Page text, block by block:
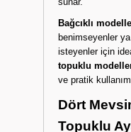
Bağcıklı
benimseyenler
isteyenler için
topuklu
ve pratik
Dört
Topuklu